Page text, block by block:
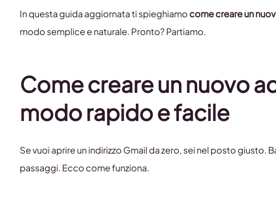
In questa guida aggiornata ti spieghiamo come creare un
modo semplice e naturale. Pronto? Partiamo.
Come creare un nuovo
modo rapido e facile
Se vuoi aprire un indirizzo Gmail da zero, sei nel posto giusto.
passaggi. Ecco come funziona.